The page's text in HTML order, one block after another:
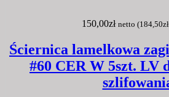
150,00zł netto (184,50zł
Ściernica lamelkowa
#60 CER W 5szt. LV